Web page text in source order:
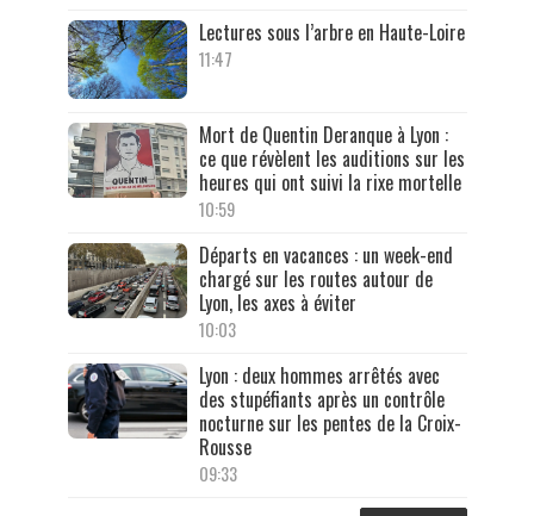
Lectures sous l’arbre en Haute-Loire
11:47
Mort de Quentin Deranque à Lyon :
ce que révèlent les auditions sur les
heures qui ont suivi la rixe mortelle
10:59
Départs en vacances : un week-end
chargé sur les routes autour de
Lyon, les axes à éviter
10:03
Lyon : deux hommes arrêtés avec
des stupéfiants après un contrôle
nocturne sur les pentes de la Croix-
Rousse
09:33